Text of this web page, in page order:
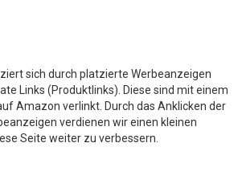
sich durch platzierte Werbeanzeigen
Links (Produktlinks). Diese sind mit einem
Amazon verlinkt. Durch das Anklicken der
verdienen wir einen kleinen
Seite weiter zu verbessern.